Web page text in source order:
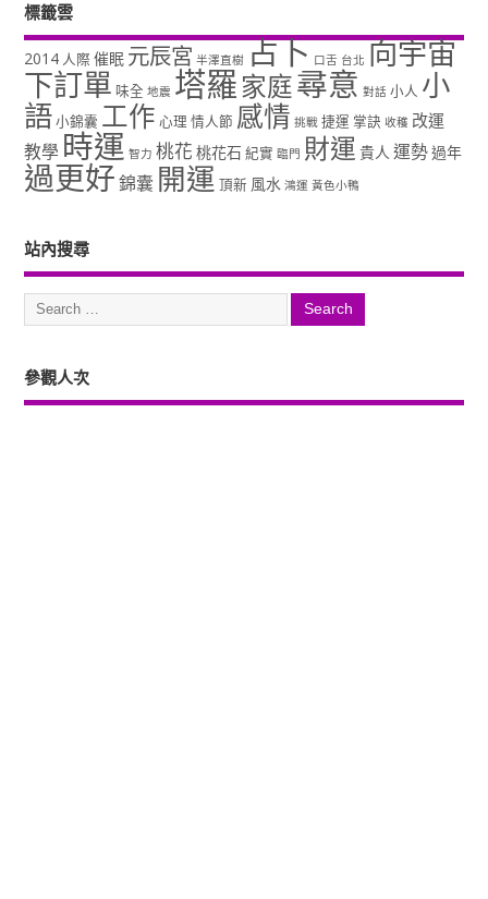
標籤雲
2014 人際 催眠 元辰宮 半澤直樹 占卜 口舌 台北 向宇宙
下訂單 味全 地震 塔羅家庭尋意 對話 小人 小
語小錦囊 工作 心理 情人節 感情 挑戰 捷運 掌訣 收穫 改運
教學 時運 智力 桃花 桃花石 紀實 臨門 財運 貴人 運勢過年
過更好錦囊 開運 頂新 風水 鴻運 黃色小鴨
站內搜尋
參觀人次